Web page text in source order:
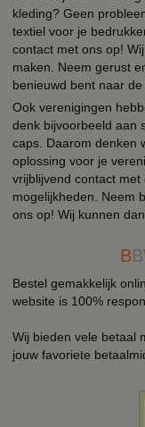
kleding? Geen
textiel voor je
contact met ons op!
maken. Neem gerust
benieuwd bent naar de
Ook verenigingen
denk bijvoorbeeld aan
caps. Daarom denken
oplossing voor je
vrijblijvend contact
mogelijkheden. Neem
ons op! Wij kunnen
B
Bestel gemakkelijk
website is 100%
Wij bieden vele betaal
jouw favoriete